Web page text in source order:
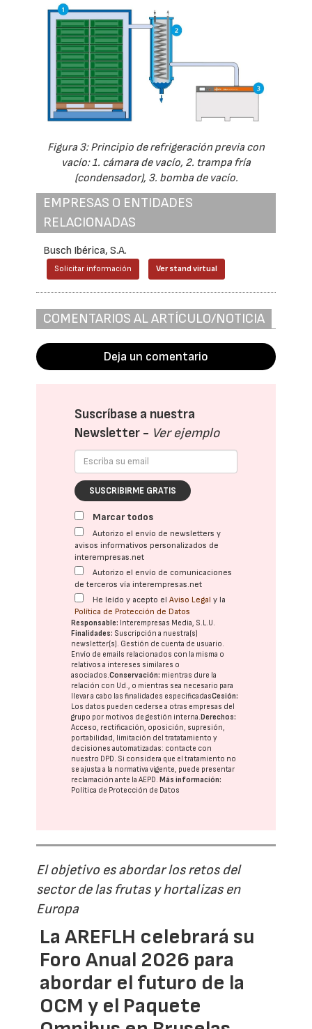
Figura 3: Principio de refrigeración previa con
vacío: 1. cámara de vacío, 2. trampa fría
(condensador), 3. bomba de vacío.
EMPRESAS O ENTIDADES
RELACIONADAS
Busch Ibérica, S.A.
Solicitar información Ver stand virtual
COMENTARIOS AL ARTÍCULO/NOTICIA
Deja un comentario
Suscríbase a nuestra
Newsletter - Ver ejemplo
SUSCRIBIRME GRATIS
Marcar todos
Autorizo el envío de newsletters y
avisos informativos personalizados de
interempresas.net
Autorizo el envío de comunicaciones
de terceros vía interempresas.net
He leído y acepto elAviso Legal y la
Política de Protección de Datos
Responsable: Interempresas Media, S.L.U.
Finalidades: Suscripción a nuestra(s)
newsletter(s). Gestión de cuenta de usuario.
Envío de emails relacionados con la misma o
relativos a intereses similares o
asociados.Conservación: mientras dure la
relación con Ud., o mientras sea necesario para
llevar a cabo las finalidades especificadasCesión:
Los datos pueden cederse a otras empresas del
grupo por motivos de gestión interna.Derechos:
Acceso, rectificación, oposición, supresión,
portabilidad, limitación del tratatamiento y
decisiones automatizadas: contacte con
nuestro DPD. Si considera que el tratamiento no
se ajusta a la normativa vigente, puede presentar
reclamación ante laAEPD.Más información:
Política de Protección de Datos
El objetivo es abordar los retos del
sector de las frutas y hortalizas en
Europa
La AREFLH celebrará su
Foro Anual 2026 para
abordar el futuro de la
OCM y el Paquete